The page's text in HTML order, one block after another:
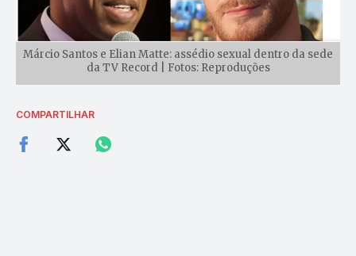
Márcio Santos e Elian Matte: assédio sexual dentro da sede
da TV Record | Fotos: Reproduções
COMPARTILHAR